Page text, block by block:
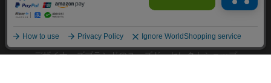
RAGTAG
デザイナーズブランドのユーズド・セレクトショップ